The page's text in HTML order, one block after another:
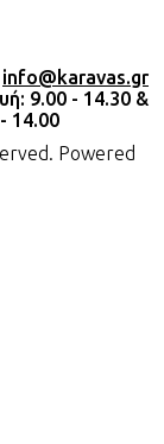
info@karavas.gr
9.00 - 14.30 &
14.00
Powered